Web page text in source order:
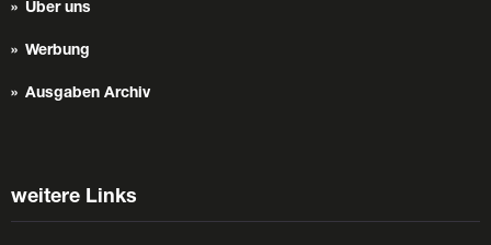
Über uns
Werbung
Ausgaben Archiv
weitere Links